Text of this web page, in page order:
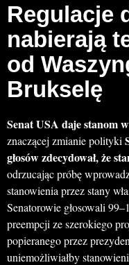
Regulacje
nabierają
od
Brukselę
Senat USA daje stanom
znaczącej zmianie polityki
głosów zdecydował, że
odrzucając próbę
stanowienia przez stany
Senatorowie głosowali
preempcji ze szerokiego
popieranego przez
uniemożliwiałby